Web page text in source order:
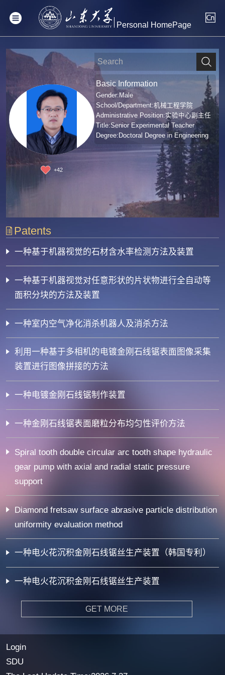
Personal HomePage
+42
Basic Information
Gender:Male
School/Department:机械工程学院
Administrative Position:实验中心副主任
Title:Senior Experimental Teacher
Degree:Doctoral Degree in Engineering
Patents
一种基于机器视觉的石材含水率检测方法及装置
一种基于机器视觉对任意形状的片状物进行全自动等
面积分块的方法及装置
一种室内空气净化消杀机器人及消杀方法
利用一种基于多相机的电镀金刚石线锯表面图像采集
装置进行图像拼接的方法
一种电镀金刚石线锯制作装置
一种金刚石线锯表面磨粒分布均匀性评价方法
Spiral tooth double circular arc tooth shape hydraulic
gear pump with axial and radial static pressure
support
Diamond fretsaw surface abrasive particle distribution
uniformity evaluation method
一种电火花沉积金刚石线锯丝生产装置（韩国专利）
一种电火花沉积金刚石线锯丝生产装置
GET MORE
Login
SDU